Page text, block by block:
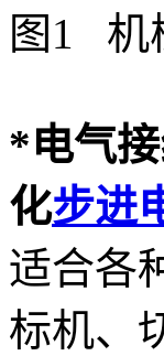
图1 机
*电气
化步进
适合各
标机、